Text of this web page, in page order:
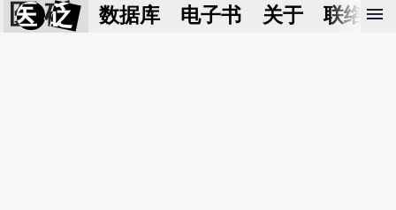
医 砭 数据库 电子书 关于 联络我
menu